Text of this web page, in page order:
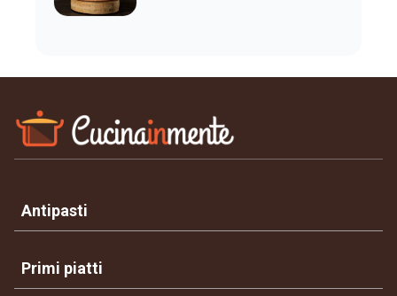
Antipasti
Primi piatti